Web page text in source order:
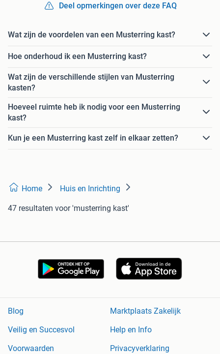
Deel opmerkingen over deze FAQ
Wat zijn de voordelen van een Musterring kast?
Hoe onderhoud ik een Musterring kast?
Wat zijn de verschillende stijlen van Musterring
kasten?
Hoeveel ruimte heb ik nodig voor een Musterring
kast?
Kun je een Musterring kast zelf in elkaar zetten?
Home Huis en Inrichting
47 resultaten voor 'musterring kast'
Blog
Marktplaats Zakelijk
Veilig en Succesvol
Help en Info
Voorwaarden
Privacyverklaring